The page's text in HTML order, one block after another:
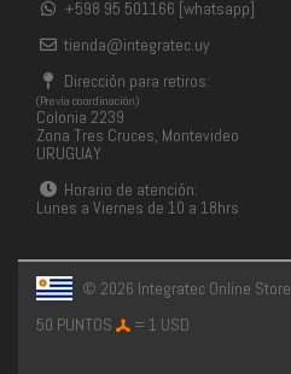
+598 95 501166 [whatsapp]
tienda@integratec.uy
Dirección para retiros:
(Previa coordinación)
Colonia 2239
Zona Tres Cruces, Montevideo
URUGUAY
Horario de atención:
Lunes a Viernes de 10 a 18hrs
© 2026 Integratec Online Store
50 PUNTOS
= 1 USD